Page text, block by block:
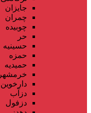
جایزان
چمران
چوبیده
حر
حسینیه
حمزه
حمیدیه
خرمشهر
دارخوین
دزآب
دزفول